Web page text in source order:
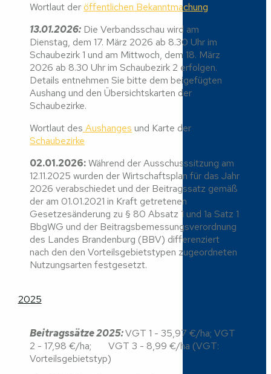
Wortlaut deröffentlichen Bekanntmachung
13.01.2026: Die Verbandsschau wird am
Dienstag, dem 17. März 2026 ab 8.30 Uhr im
Schaubezirk 1 und am Mittwoch, dem 18. März
2026 ab 8.30 Uhr im Schaubezirk 2 erfolgen.
Details entnehmen Sie bitte dem beigefügten
Aushang und den Übersichtskarten der
Schaubezirke.
Wortlaut des Aushanges und Karte der
Schaubezirke
02.01.2026:Während der Ausschusssitzung am
12.11.2025 wurden der Wirtschaftsplan für das Jahr
2026 verabschiedet und der Beitragssatz gemäß
der am 01.01.2021 in Kraft getretenen
Gesetzesänderung zu § 80 Absatz 1 und 1a Satz 1
BbgWG und der Beitragsbemessungsverordnung
des Landes Brandenburg (BBV) differenziert
nach den den Vorteilsgebietstypen zugeordneten
Nutzungsarten festgesetzt.
2025
Beitragssätze 2025:VGT 1 - 35,97 €/ha; VGT
2 - 17,98 €/ha; VGT 3 - 8,99 €/ha (VGT:
Vorteilsgebietstyp)